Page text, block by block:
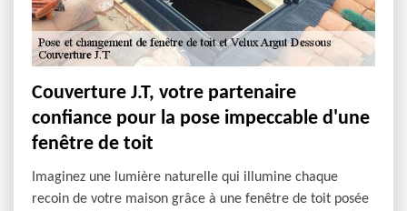
Couverture J.T, votre partenaire
confiance pour la pose impeccable d'une
fenêtre de toit
Imaginez une lumière naturelle qui illumine chaque
recoin de votre maison grâce à une fenêtre de toit posée